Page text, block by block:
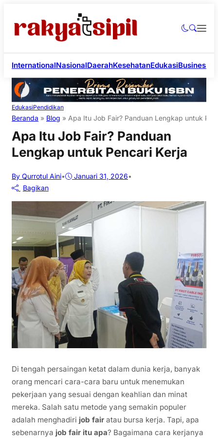
InternationalNasionalDaerahKesehatanEdukasiBusiness
EdukasiPendidikan
Beranda » Blog » Apa Itu Job Fair? Panduan Lengkap untuk
Apa Itu Job Fair? Panduan
Lengkap untuk Pencari Kerja
By Qurrotul Aini• Januari 31, 2026•
Bagikan
Di tengah persaingan ketat dalam dunia kerja, banyak
orang mencari cara-cara baru untuk menemukan
pekerjaan yang sesuai dengan keahlian dan minat
mereka. Salah satu metode yang semakin populer
adalah menghadiri job fair atau bursa kerja. Tapi, apa
sebenarnya job fair itu apa? Bagaimana cara kerjanya